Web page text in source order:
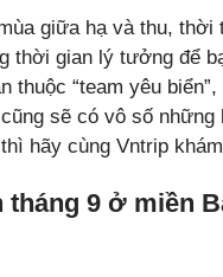
giữa hạ và thu,
thời gian lý tưởng để
thuộc “team yêu
sẽ có vô số
hãy cùng Vntrip
tháng 9 ở miền